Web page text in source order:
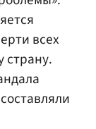
всех
страну.